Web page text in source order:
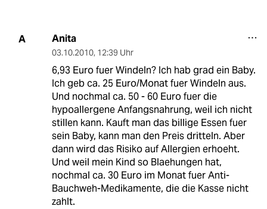
A Anita
03.10.2010, 12:39 Uhr
6,93 Euro fuer Windeln? Ich hab grad ein Baby.
Ich geb ca. 25 Euro/Monat fuer Windeln aus.
Und nochmal ca. 50 - 60 Euro fuer die
hypoallergene Anfangsnahrung, weil ich nicht
stillen kann. Kauft man das billige Essen fuer
sein Baby, kann man den Preis dritteln. Aber
dann wird das Risiko auf Allergien erhoeht.
Und weil mein Kind so Blaehungen hat,
nochmal ca. 30 Euro im Monat fuer Anti-
Bauchweh-Medikamente, die die Kasse nicht
zahlt.